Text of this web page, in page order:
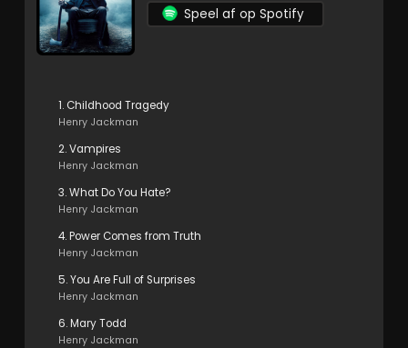
Speel af op Spotify
1. Childhood Tragedy
Henry Jackman
2. Vampires
Henry Jackman
3. What Do You Hate?
Henry Jackman
4. Power Comes from Truth
Henry Jackman
5. You Are Full of Surprises
Henry Jackman
6. Mary Todd
Henry Jackman